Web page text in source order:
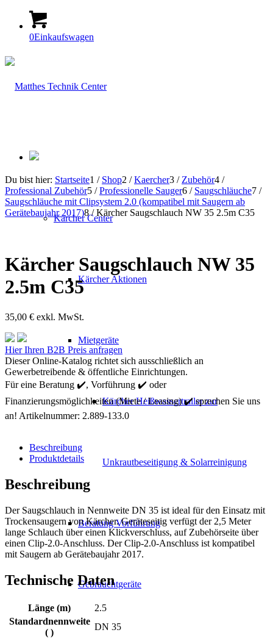
0Einkaufswagen
Kärcher Center
Kärcher Aktionen
Mietgeräte
Kärcher Heißwassertrailer zur
Unkrautbeseitigung & Solarreinigung
Beratung Vorführung
Gebrauchtgeräte
Du bist hier: Startseite1 / Shop2 / Kaercher3 / Zubehör4 /
Professional Zubehör5 / Professionelle Sauger6 / Saugschläuche7 /
Saugschläuche mit Clipsystem 2.0 (kompatibel mit Saugern ab
Gerätebaujahr 2017)8 / Kärcher Saugschlauch NW 35 2.5m C35
Kärcher Saugschlauch NW 35
2.5m C35
35,00 € exkl. MwSt.
Kärcher
Saugschlauch
NW
35
C35
Menge
Hier Ihren B2B Preis anfragen
Dieser Online-Katalog richtet sich ausschließlich an
Gewerbetreibende & öffentliche Einrichtungen.
Für eine Beratung ✔️, Vorführung ✔️ oder
Finanzierungsmöglichkeiten (Miete / Leasing) ✔️ sprechen Sie uns
an! Artikelnummer: 2.889-133.0
Beschreibung
Produktdetails
Beschreibung
Der Saugschlauch in Nennweite DN 35 ist ideal für den Einsatz mit
Trockensaugern von Kärcher. Geräteseitig verfügt der 2,5 Meter
lange Schlauch über einen Klickverschluss, auf Zubehörseite über
einen Clip-2.0-Anschluss. Der Clip-2.0-Anschluss ist kompatibel
mit Saugern ab Gerätebaujahr 2017.
Technische Daten
Länge (m)
2.5
Standardnennweite
( )
DN 35